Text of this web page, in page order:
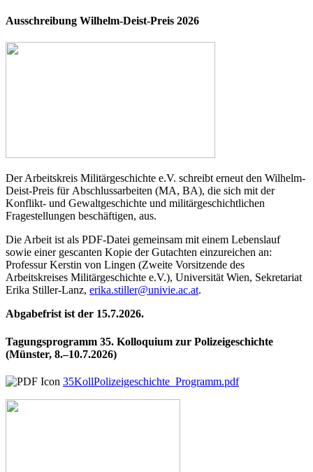
Ausschreibung Wilhelm-Deist-Preis 2026
Der Arbeitskreis Militärgeschichte e.V. schreibt erneut den Wilhelm-
Deist-Preis für Abschlussarbeiten (MA, BA), die sich mit der
Konflikt- und Gewaltgeschichte und militärgeschichtlichen
Fragestellungen beschäftigen, aus.
Die Arbeit ist als PDF-Datei gemeinsam mit einem Lebenslauf
sowie einer gescanten Kopie der Gutachten einzureichen an:
Professur Kerstin von Lingen (Zweite Vorsitzende des
Arbeitskreises Militärgeschichte e.V.), Universität Wien, Sekretariat
Erika Stiller-Lanz, erika.stiller@univie.ac.at.
Abgabefrist ist der 15.7.2026.
Tagungsprogramm 35. Kolloquium zur Polizeigeschichte
(Münster, 8.–10.7.2026)
35KollPolizeigeschichte_Programm.pdf